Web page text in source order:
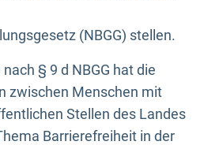
(NBGG) stellen.
§ 9 d NBGG hat die
zwischen Menschen mit
Stellen des Landes
Barrierefreiheit in der